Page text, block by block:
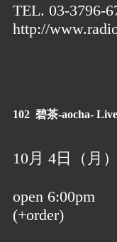
TEL. 03-3796-
http://
102 碧茶-aocha-
10月 4日（
open
(+order)